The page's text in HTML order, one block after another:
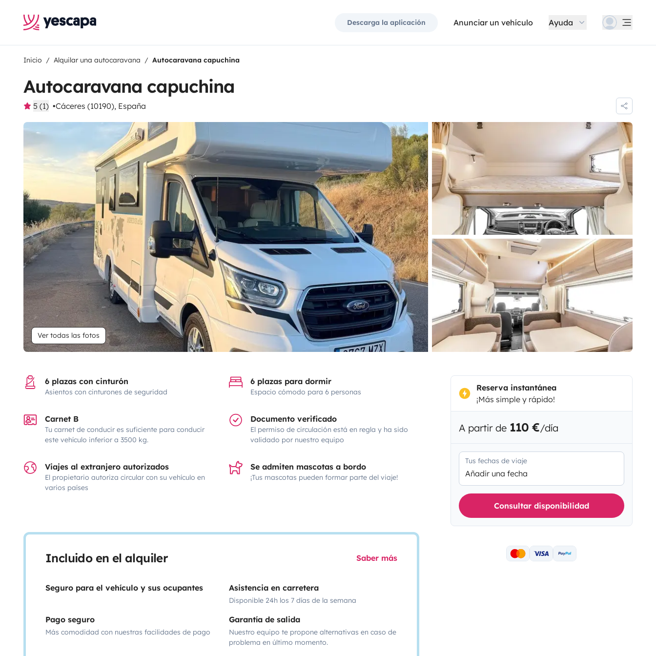
Descarga la aplicación Anunciar un vehículo Ayuda
Inicio Alquilar una autocaravana Autocaravana capuchina
Autocaravana capuchina
5 (1) Cáceres (10190), España
Ver todas las fotos
6 plazas con cinturón
Asientos con cinturones de seguridad
6 plazas para dormir
Espacio cómodo para 6 personas
Carnet B
Tu carnet de conducir es suficiente para conducir
este vehículo inferior a 3500 kg.
Documento verificado
El permiso de circulación está en regla y ha sido
validado por nuestro equipo
Viajes al extranjero autorizados
El propietario autoriza circular con su vehículo en
varios países
Se admiten mascotas a bordo
¡Tus mascotas pueden formar parte del viaje!
Incluido en el alquiler Saber más
Seguro para el vehículo y sus ocupantes Asistencia en carretera
Disponible 24h los 7 días de la semana
Pago seguro
Más comodidad con nuestras facilidades de pago
Garantía de salida
Nuestro equipo te propone alternativas en caso de
problema en último momento.
Reserva instantánea
¡Más simple y rápido!
A partir de 110 €/día
Tus fechas de viaje
Añadir una fecha
Consultar disponibilidad